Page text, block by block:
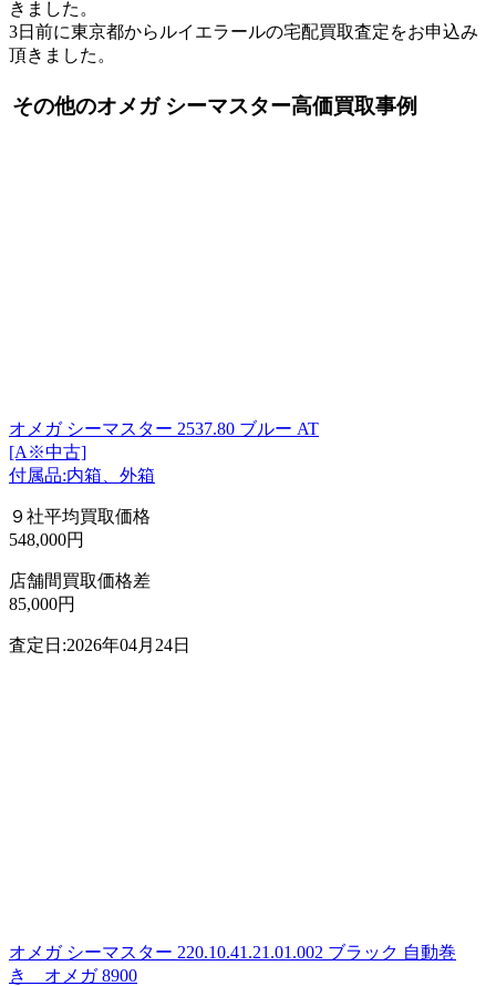
きました。
3日前に東京都からルイエラールの宅配買取査定をお申込み
頂きました。
その他のオメガ シーマスター高価買取事例
オメガ シーマスター 2537.80 ブルー AT
[A※中古]
付属品:内箱、外箱
９社平均買取価格
548,000円
店舗間買取価格差
85,000円
査定日:2026年04月24日
オメガ シーマスター 220.10.41.21.01.002 ブラック 自動巻
き オメガ 8900